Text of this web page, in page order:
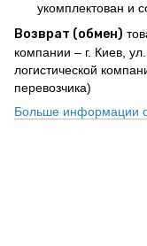
укомплектован и
Возврат (обмен)
компании – г. Киев,
логистической
перевозчика)
Больше информации о